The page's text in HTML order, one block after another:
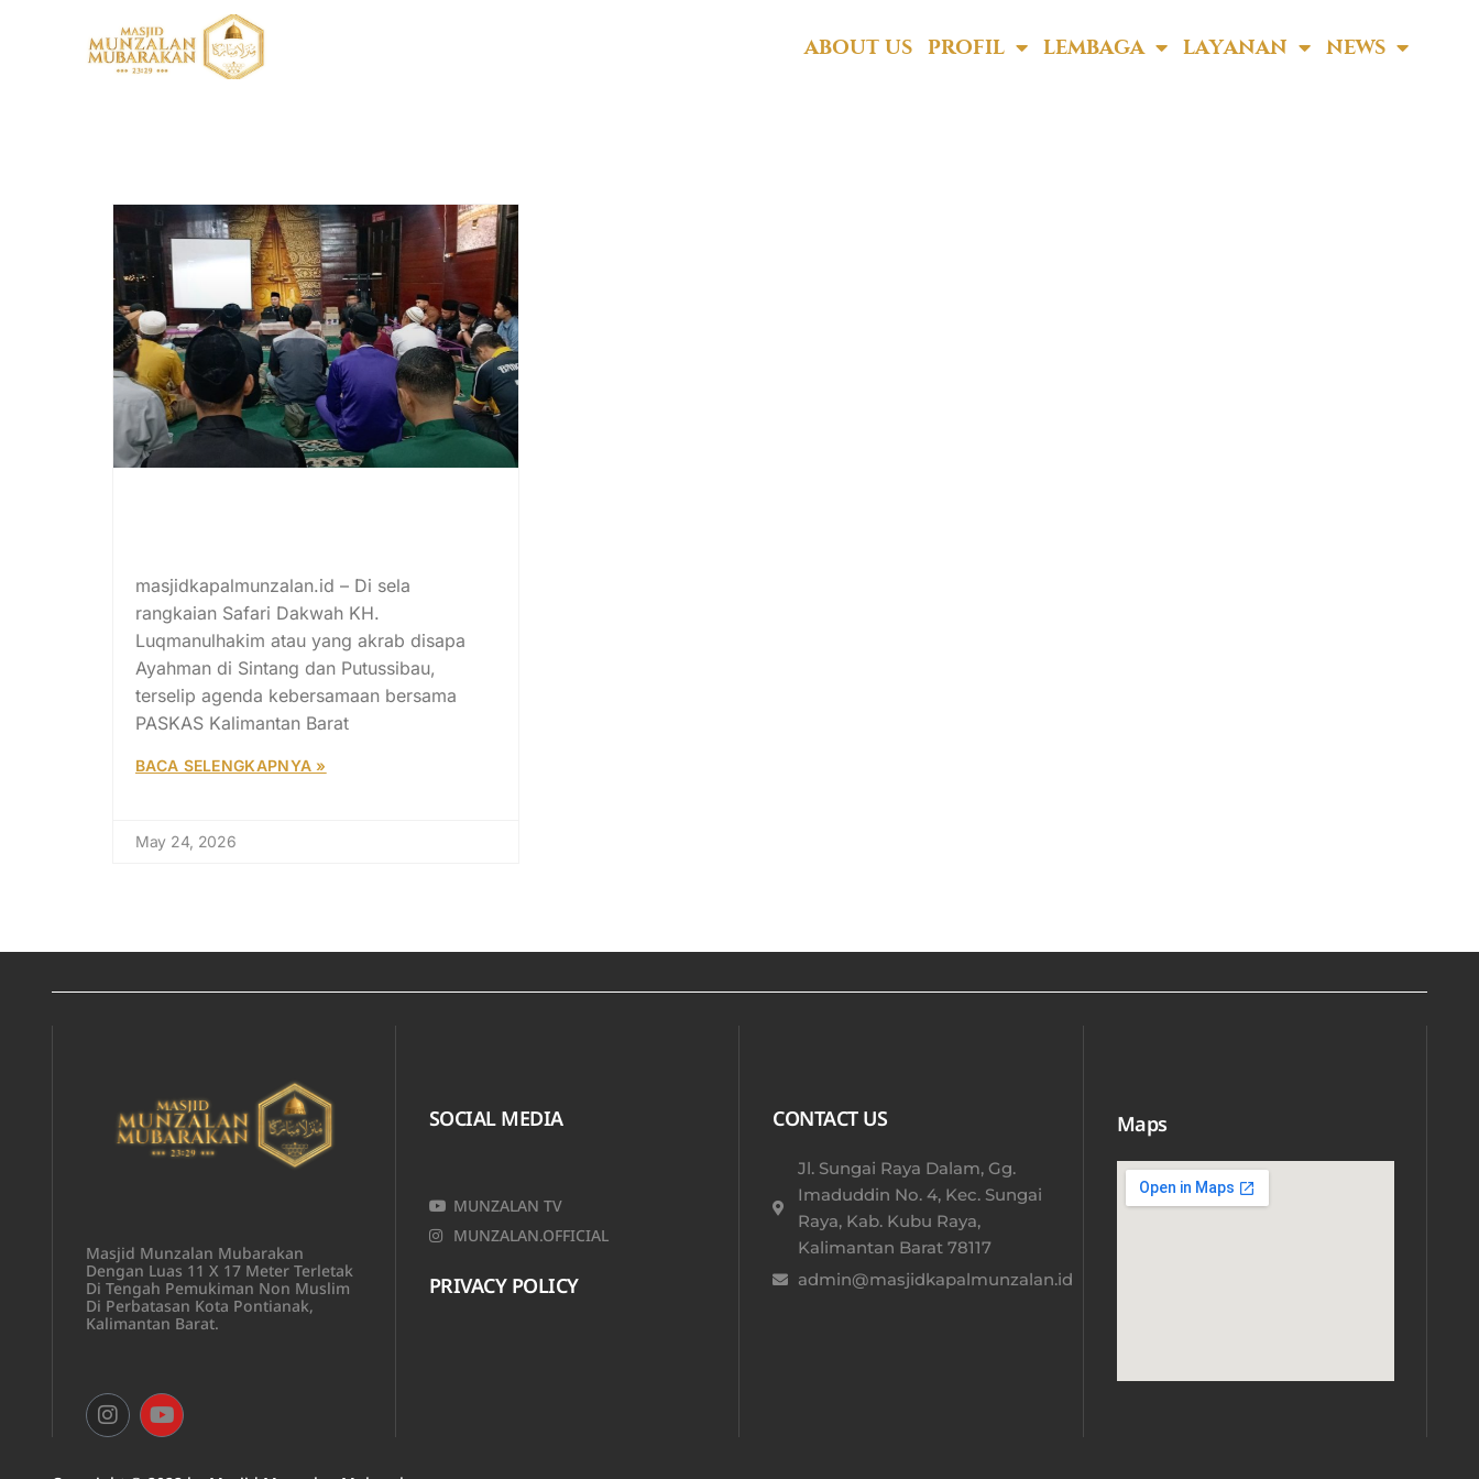
ABOUT US PROFIL LEMBAGA LAYANAN NEWS
Inspirasi Muslim
masjidkapalmunzalan.id – Di sela
rangkaian Safari Dakwah KH.
Luqmanulhakim atau yang akrab disapa
Ayahman di Sintang dan Putussibau,
terselip agenda kebersamaan bersama
PASKAS Kalimantan Barat
BACA SELENGKAPNYA »
May 24, 2026
Masjid Munzalan Mubarakan
Dengan Luas 11 X 17 Meter Terletak
Di Tengah Pemukiman Non Muslim
Di Perbatasan Kota Pontianak,
Kalimantan Barat.
SOCIAL MEDIA
MUNZALAN TV
MUNZALAN.OFFICIAL
PRIVACY POLICY
CONTACT US
Jl. Sungai Raya Dalam, Gg.
Imaduddin No. 4, Kec. Sungai
Raya, Kab. Kubu Raya,
Kalimantan Barat 78117​
admin@masjidkapalmunzalan.id
Maps